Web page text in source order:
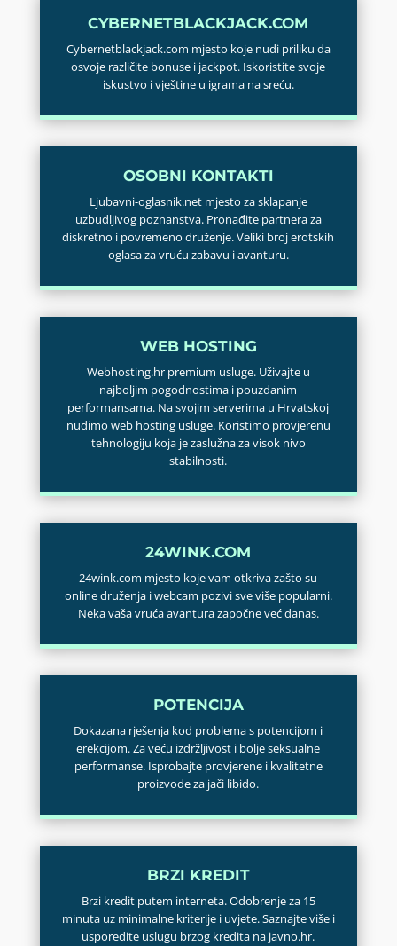
CYBERNETBLACKJACK.COM
Cybernetblackjack.com mjesto koje nudi priliku da
osvoje različite bonuse i jackpot. Iskoristite svoje
iskustvo i vještine u igrama na sreću.
OSOBNI KONTAKTI
Ljubavni-oglasnik.net mjesto za sklapanje
uzbudljivog poznanstva. Pronađite partnera za
diskretno i povremeno druženje. Veliki broj erotskih
oglasa za vruću zabavu i avanturu.
WEB HOSTING
Webhosting.hr premium usluge. Uživajte u
najboljim pogodnostima i pouzdanim
performansama. Na svojim serverima u Hrvatskoj
nudimo web hosting usluge. Koristimo provjerenu
tehnologiju koja je zaslužna za visok nivo
stabilnosti.
24WINK.COM
24wink.com mjesto koje vam otkriva zašto su
online druženja i webcam pozivi sve više popularni.
Neka vaša vruća avantura započne već danas.
POTENCIJA
Dokazana rješenja kod problema s potencijom i
erekcijom. Za veću izdržljivost i bolje seksualne
performanse. Isprobajte provjerene i kvalitetne
proizvode za jači libido.
BRZI KREDIT
Brzi kredit putem interneta. Odobrenje za 15
minuta uz minimalne kriterije i uvjete. Saznajte više i
usporedite uslugu brzog kredita na javno.hr.